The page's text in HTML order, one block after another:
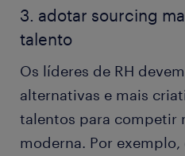
3. adotar sourcing
talento
Os líderes de RH
alternativas e mais
talentos para competir
moderna. Por